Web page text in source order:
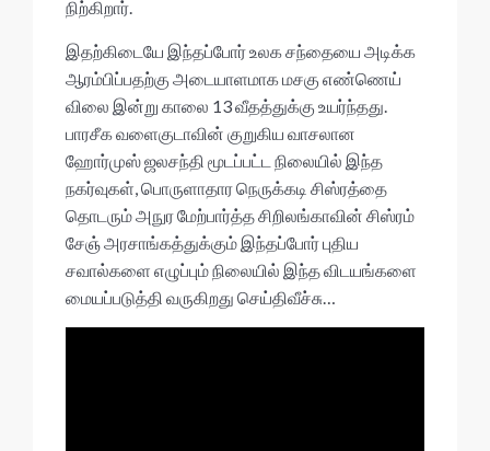
நிற்கிறார்.
இதற்கிடையே இந்தப்போர் உலக சந்தையை அடிக்க
ஆரம்பிப்பதற்கு அடையாளமாக மசகு எண்ணெய்
விலை இன்று காலை 13 வீதத்துக்கு உயர்ந்தது.
பாரசீக வளைகுடாவின் குறுகிய வாசலான
ஹோர்முஸ் ஜலசந்தி மூடப்பட்ட நிலையில் இந்த
நகர்வுகள், பொருளாதார நெருக்கடி சிஸ்ரத்தை
தொடரும் அநுர மேற்பார்த்த சிறிலங்காவின் சிஸ்ரம்
சேஞ் அரசாங்கத்துக்கும் இந்தப்போர் புதிய
சவால்களை எழுப்பும் நிலையில் இந்த விடயங்களை
மையப்படுத்தி வருகிறது செய்திவீச்சு…